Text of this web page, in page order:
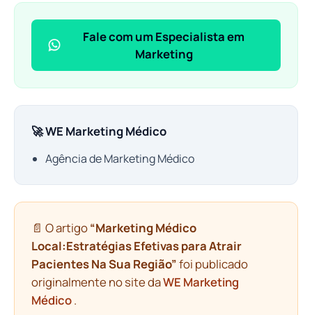
Fale com um Especialista em
Marketing
🚀 WE Marketing Médico
Agência de Marketing Médico
📄 O artigo“Marketing Médico
Local:Estratégias Efetivas para Atrair
Pacientes Na Sua Região”foi publicado
originalmente no site daWE Marketing
Médico.